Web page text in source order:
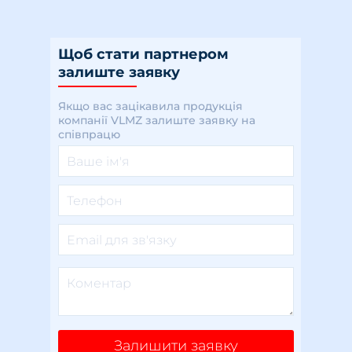
Щоб стати партнером
залиште заявку
Якщо вас зацікавила продукція
компанії VLMZ залиште заявку на
співпрацю
Залишити заявку